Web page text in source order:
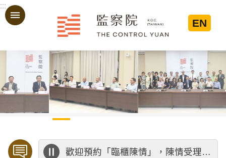
跳到主要內容區塊
:::
EN
歡迎預約「臨櫃陳情」，陳情受理中心將優先排定人員與您接談，釐清案情爭點後收案處理，以節省您的寶貴時間。